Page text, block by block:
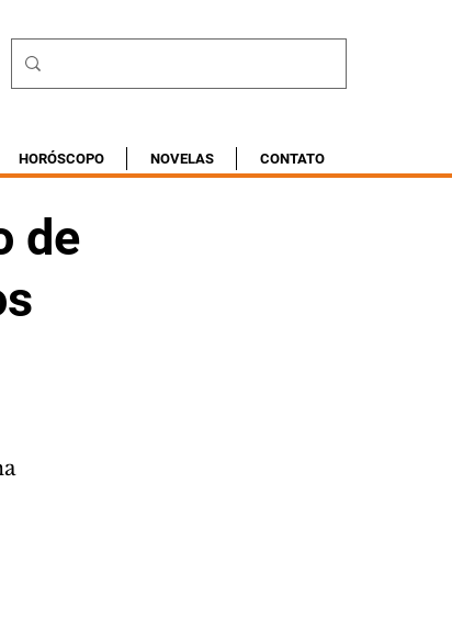
HORÓSCOPO NOVELAS CONTATO
de